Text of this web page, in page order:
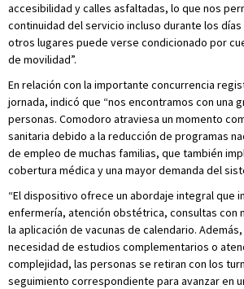
accesibilidad y calles asfaltadas, lo que nos
continuidad del servicio incluso durante los
otros lugares puede verse condicionado por
de movilidad”.
En relación con la importante concurrencia
jornada, indicó que “nos encontramos con una
personas. Comodoro atraviesa un momento
sanitaria debido a la reducción de programas
de empleo de muchas familias, que también
cobertura médica y una mayor demanda del
“El dispositivo ofrece un abordaje integral que
enfermería, atención obstétrica, consultas con
la aplicación de vacunas de calendario.
necesidad de estudios complementarios o
complejidad, las personas se retiran con los
seguimiento correspondiente para avanzar en